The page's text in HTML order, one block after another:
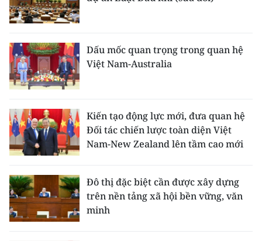
Dấu mốc quan trọng trong quan hệ
Việt Nam-Australia
Kiến tạo động lực mới, đưa quan hệ
Đối tác chiến lược toàn diện Việt
Nam-New Zealand lên tầm cao mới
Đô thị đặc biệt cần được xây dựng
trên nền tảng xã hội bền vững, văn
minh